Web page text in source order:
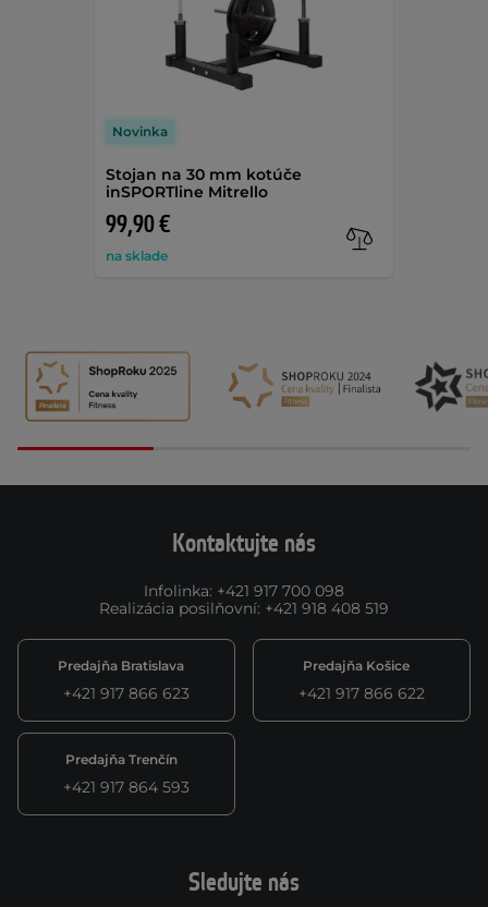
Stojan na 30 mm kotúče
inSPORTline Mitrello
99,90 €
na sklade
Novinka
Kontaktujte nás
Infolinka: +421 917 700 098
Realizácia posilňovní: +421 918 408 519
Predajňa Bratislava
+421 917 866 623
Predajňa Košice
+421 917 866 622
Predajňa Trenčín
+421 917 864 593
Sledujte nás